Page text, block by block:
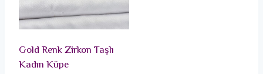
Gold Renk Zirkon Taşlı
Kadın Küpe